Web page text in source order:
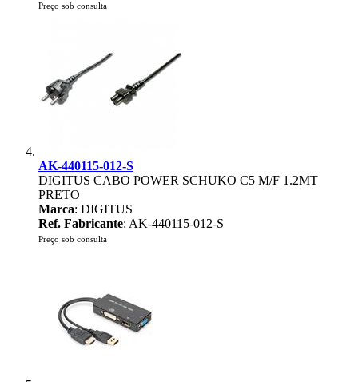
Preço sob consulta
AK-440115-012-S
DIGITUS CABO POWER SCHUKO C5 M/F 1.2MT
PRETO
Marca: DIGITUS
Ref. Fabricante: AK-440115-012-S
Preço sob consulta